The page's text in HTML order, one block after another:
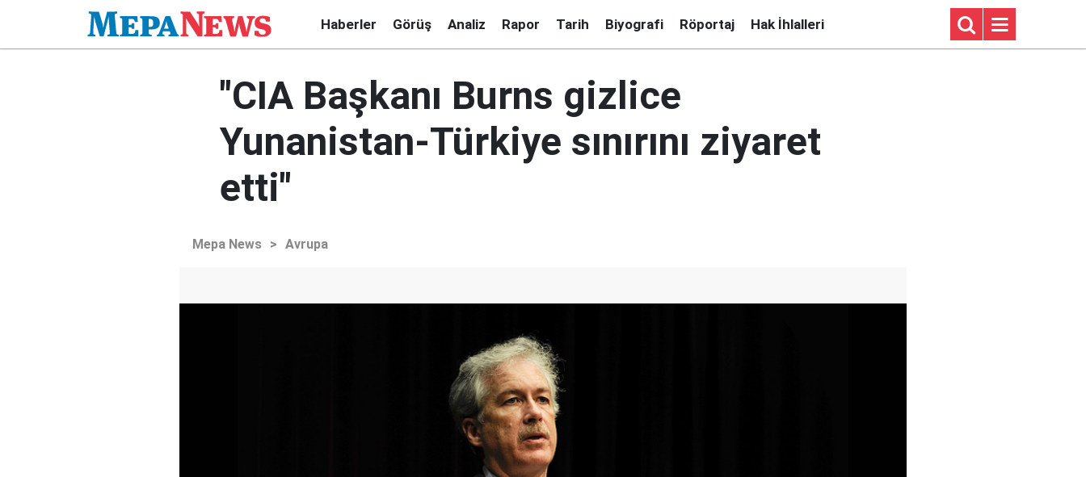
Haberler Görüş Analiz Rapor Tarih Biyografi Röportaj Hak İhlalleri
"CIA Başkanı Burns gizlice
Yunanistan-Türkiye sınırını ziyaret
etti"
Mepa News > Avrupa